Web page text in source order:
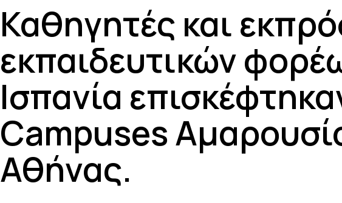
Καθηγητές και
εκπαιδευτικών
Ισπανία
Campuses
Αθήνας.